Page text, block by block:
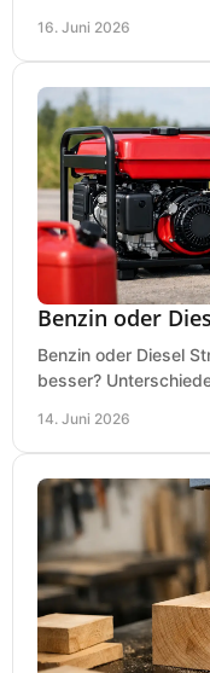
16. Juni 2026
Benzin oder
Benzin oder Diesel
besser?
14. Juni 2026